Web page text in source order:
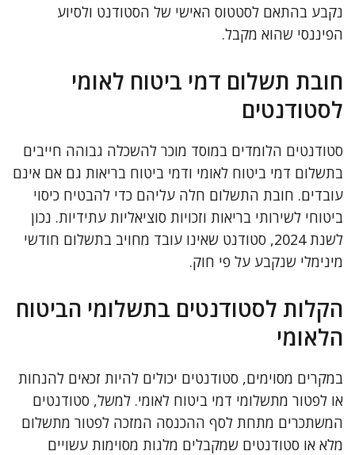
נקבע בהתאם לסטטוס האישי של הסטודנט ולסיוע
הפיננסי שהוא מקבל.
חובת תשלום דמי ביטוח לאומי
לסטודנטים
סטודנטים הלומדים במוסד מוכר להשכלה גבוהה חייבים
בתשלום דמי ביטוח לאומי ודמי ביטוח בריאות גם אם אינם
עובדים. חובת התשלום חלה עליהם כדי להבטיח כיסוי
ביטוחי לשירותי בריאות וזכויות סוציאליות עתידיות. נכון
לשנת 2024, סטודנט שאינו עובד מחויב בתשלום חודשי
מינימלי שנקבע על פי חוק.
הקלות לסטודנטים בתשלומי הביטוח
הלאומי
במקרים מסוימים, סטודנטים יכולים להיות זכאים להנחות
או לפטור מתשלומי דמי ביטוח לאומי. למשל, סטודנטים
המשתכרים מתחת לסף ההכנסה המזכה לפטור מתשלום
מלא או סטודנטים שמקבלים מלגות מסוימות עשויים